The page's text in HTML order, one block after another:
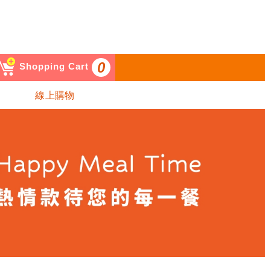
Shopping Cart 0
線上購物